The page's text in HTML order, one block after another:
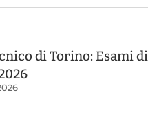
di Torino: Esami di